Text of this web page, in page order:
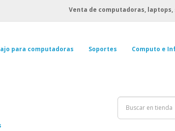
Venta de computadoras,
para computadoras Soportes Computo e